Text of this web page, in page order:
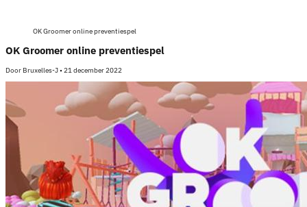
OK Groomer online preventiespel
OK Groomer online preventiespel
Door Bruxelles-J•21 december 2022